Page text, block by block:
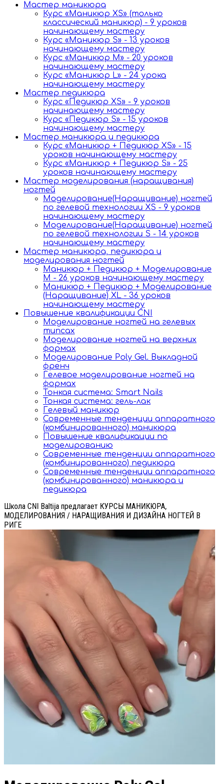
Мастер маникюра
Курс «Маникюр XS» (только
классический маникюр) - 9 уроков
начинающему мастеру
Курс «Маникюр S» - 13 уроков
начинающему мастеру
Курс «Маникюр M» - 20 уроков
начинающему мастеру
Курс «Маникюр L» - 24 урока
начинающему мастеру
Мастер педикюра
Курс «Педикюр XS» - 9 уроков
начинающему мастеру
Курс «Педикюр S» - 15 уроков
начинающему мастеру
Мастер маникюра и педикюра
Курс «Маникюр + Педикюр XS» - 15
уроков начинающему мастеру
Курс «Маникюр + Педикюр S» - 25
уроков начинающему мастеру
Мастер моделирования (наращивания)
ногтей
Моделирование(Наращивание) ногтей
по гелевой технологии XS - 9 уроков
начинающему мастеру
Моделирование(Наращивание) ногтей
по гелевой технологии S - 14 уроков
начинающему мастеру
Мастер маникюра, педикюра и
моделирования ногтей
Маникюр + Педикюр + Моделирование
М - 26 уроков начинающему мастеру
Маникюр + Педикюр + Моделирование
(Наращивание) XL - 36 уроков
начинающему мастеру
Повышение квалификации CNI
Моделирование ногтей на гелевых
типсах
Моделирование ногтей на верхних
формах
Моделирование Poly Gel. Выкладной
френч
Гелевое моделирование ногтей на
формах
Тонкая система: Smart Nails
Тонкая система: гель-лак
Гелевый маникюр
Современные тенденции аппаратного
(комбинированного) маникюра
Повышение квалификации по
моделированию
Современные тенденции аппаратного
(комбинированного) педикюра
Современные тенденции аппаратного
(комбинированного) маникюра и
педикюра
Школа CNI Baltija предлагает КУРСЫ МАНИКЮРА,
МОДЕЛИРОВАНИЯ / НАРАЩИВАНИЯ И ДИЗАЙНА НОГТЕЙ В
РИГЕ